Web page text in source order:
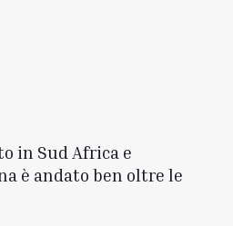
in Sud Africa e
è andato ben oltre le